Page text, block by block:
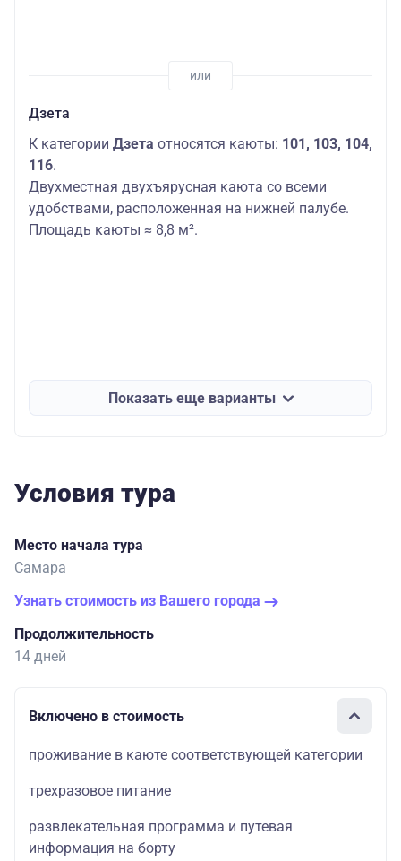
Дзета
К категории Дзета относятся каюты: 101, 103, 104,
116.
Двухместная двухъярусная каюта со всеми
удобствами, расположенная на нижней палубе.
Площадь каюты ≈ 8,8 м².
Показать еще варианты
Условия тура
Место начала тура
Самара
Узнать стоимость из Вашего города
Продолжительность
14 дней
Включено в стоимость
проживание в каюте соответствующей категории
трехразовое питание
развлекательная программа и путевая
информация на борту